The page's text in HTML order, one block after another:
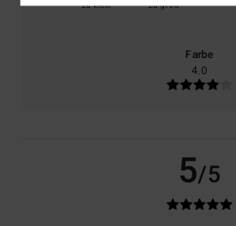
Zu klein Zu groß
Farbe
4.0
5/5